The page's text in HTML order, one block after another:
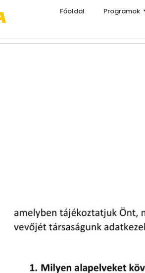
Főoldal Programok